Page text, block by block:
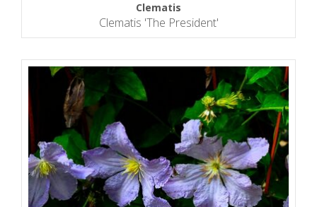
Clematis
Clematis 'The President'